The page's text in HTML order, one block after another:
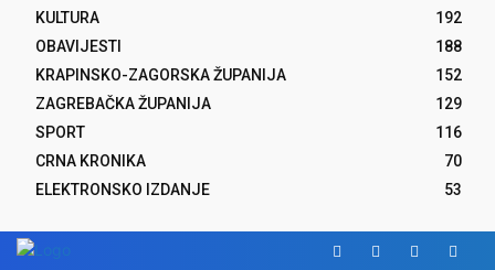
KULTURA
192
OBAVIJESTI
188
KRAPINSKO-ZAGORSKA ŽUPANIJA
152
ZAGREBAČKA ŽUPANIJA
129
SPORT
116
CRNA KRONIKA
70
ELEKTRONSKO IZDANJE
53